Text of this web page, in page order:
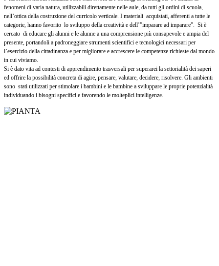
fenomeni di varia natura, utilizzabili direttamente nelle aule, da tutti gli ordini di scuola,
nell’ottica della costruzione del curricolo verticale. I materiali acquistati, afferenti a tutte le
categorie, hanno favorito lo sviluppo della creatività e dell’”imparare ad imparare”. Si è
cercato di educare gli alunni e le alunne a una comprensione più consapevole e ampia del
presente, portandoli a padroneggiare strumenti scientifici e tecnologici necessari per
l’esercizio della cittadinanza e per migliorare e accrescere le competenze richieste dal mondo
in cui viviamo.
Si è dato vita ad contesti di apprendimento trasversali per superarei la settorialità dei saperi
ed offrire la possibilità concreta di agire, pensare, valutare, decidere, risolvere. Gli ambienti
sono stati utilizzati per stimolare i bambini e le bambine a sviluppare le proprie potenzialità
individuando i bisogni specifici e favorendo le molteplici intelligenze.